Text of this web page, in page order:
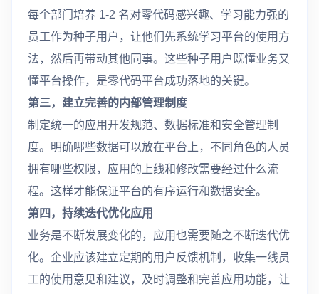
每个部门培养 1-2 名对零代码感兴趣、学习能力强的
员工作为种子用户，让他们先系统学习平台的使用方
法，然后再带动其他同事。这些种子用户既懂业务又
懂平台操作，是零代码平台成功落地的关键。
第三，建立完善的内部管理制度
制定统一的应用开发规范、数据标准和安全管理制
度。明确哪些数据可以放在平台上，不同角色的人员
拥有哪些权限，应用的上线和修改需要经过什么流
程。这样才能保证平台的有序运行和数据安全。
第四，持续迭代优化应用
业务是不断发展变化的，应用也需要随之不断迭代优
化。企业应该建立定期的用户反馈机制，收集一线员
工的使用意见和建议，及时调整和完善应用功能，让